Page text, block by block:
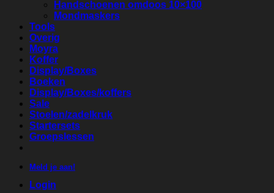
Handschoenen omdoos 10×100
Mondmaskers
Tools
Overig
Moyra
Koffer
Display/Boxes
Boeken
Display/Boxes/koffers
Sale
Stoelen/zadelkruk
Startersets
Groepslessen
Meld je aan!
Login